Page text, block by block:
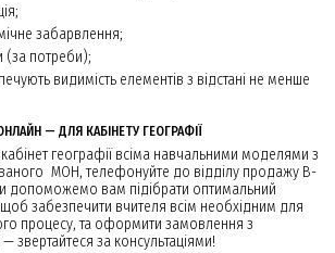
забарвлення;
(за потреби);
видимість елементів з відстані не менше
— ДЛЯ КАБІНЕТУ ГЕОГРАФІЇ
географії всіма навчальними моделями з
МОН, телефонуйте до відділу продажу B-
допоможемо вам підібрати оптимальний
забезпечити вчителя всім необхідним для
процесу, та оформити замовлення з
звертайтеся за консультаціями!